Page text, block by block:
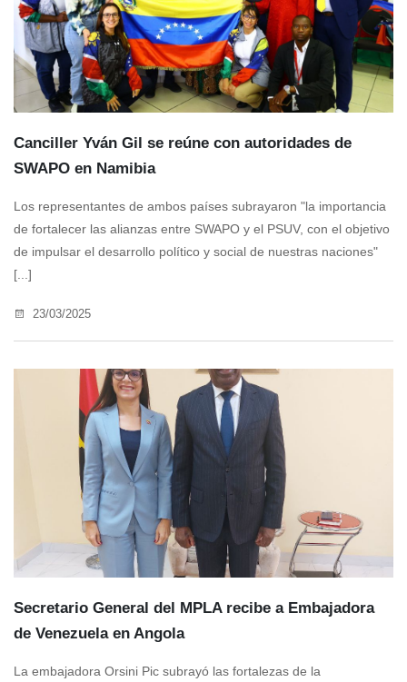
Canciller Yván Gil se reúne con autoridades de
SWAPO en Namibia
Los representantes de ambos países subrayaron "la importancia
de fortalecer las alianzas entre SWAPO y el PSUV, con el objetivo
de impulsar el desarrollo político y social de nuestras naciones"
[...]
23/03/2025
Secretario General del MPLA recibe a Embajadora
de Venezuela en Angola
La embajadora Orsini Pic subrayó las fortalezas de la